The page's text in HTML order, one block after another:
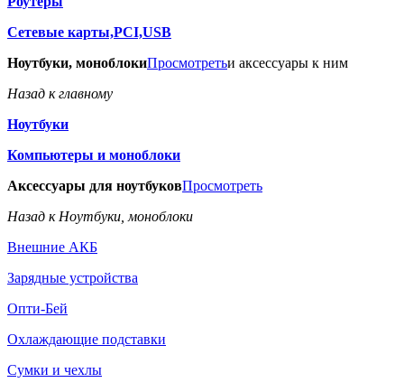
Сетевые карты,PCI,USB
Ноутбуки, моноблокиПросмотретьи аксессуары к ним
Назад к главному
Ноутбуки
Компьютеры и моноблоки
Аксессуары для ноутбуковПросмотреть
Назад к Ноутбуки, моноблоки
Внешние АКБ
Зарядные устройства
Опти-Бей
Охлаждающие подставки
Сумки и чехлы